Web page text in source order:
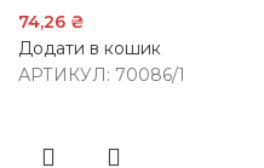
74,26 ₴
Додати в кошик
АРТИКУЛ: 70086/1